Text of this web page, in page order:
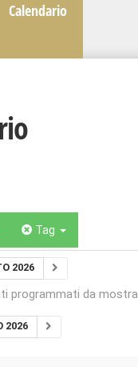
Calendario
Tag
2026
programmati da
2026